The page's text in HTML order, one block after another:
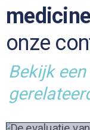
onze
Bekijk